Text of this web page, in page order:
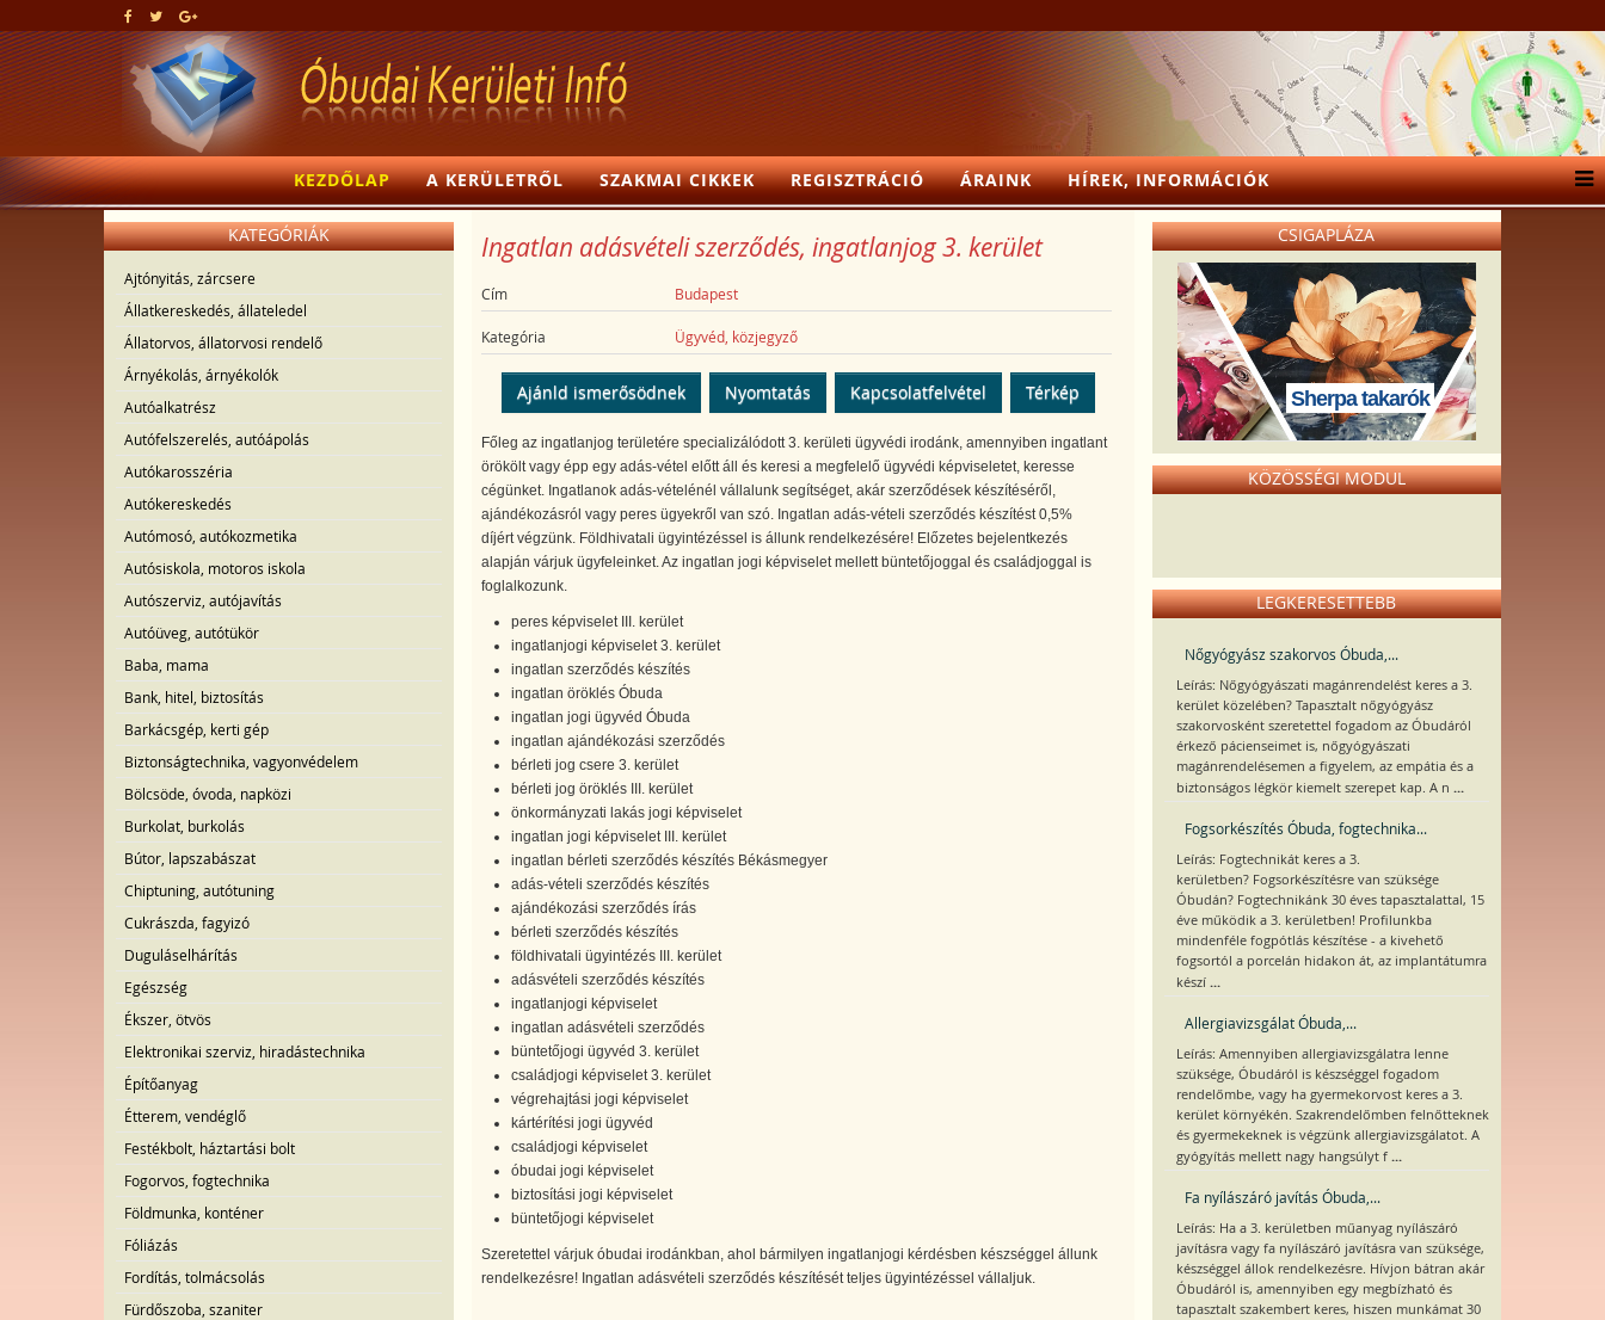
KEZDŐLAP A KERÜLETRŐL SZAKMAI CIKKEK REGISZTRÁCIÓ ÁRAINK HÍREK, INFORMÁCIÓK
KATEGÓRIÁK
Ajtónyitás, zárcsere
Állatkereskedés, állateledel
Állatorvos, állatorvosi rendelő
Árnyékolás, árnyékolók
Autóalkatrész
Autófelszerelés, autóápolás
Autókarosszéria
Autókereskedés
Autómosó, autókozmetika
Autósiskola, motoros iskola
Autószerviz, autójavítás
Autóüveg, autótükör
Baba, mama
Bank, hitel, biztosítás
Barkácsgép, kerti gép
Biztonságtechnika, vagyonvédelem
Bölcsöde, óvoda, napközi
Burkolat, burkolás
Bútor, lapszabászat
Chiptuning, autótuning
Cukrászda, fagyizó
Duguláselhárítás
Egészség
Ékszer, ötvös
Elektronikai szerviz, hiradástechnika
Építőanyag
Étterem, vendéglő
Festékbolt, háztartási bolt
Fogorvos, fogtechnika
Földmunka, konténer
Fóliázás
Fordítás, tolmácsolás
Fürdőszoba, szaniter
Ingatlan adásvételi szerződés, ingatlanjog 3. kerület
Cím Budapest
Kategória Ügyvéd, közjegyző
Ajánld ismerősödnek Nyomtatás Kapcsolatfelvétel Térkép
Főleg az ingatlanjog területére specializálódott 3. kerületi ügyvédi irodánk, amennyiben ingatlant
örökölt vagy épp egy adás-vétel előtt áll és keresi a megfelelő ügyvédi képviseletet, keresse
cégünket. Ingatlanok adás-vételénél vállalunk segítséget, akár szerződések készítéséről,
ajándékozásról vagy peres ügyekről van szó. Ingatlan adás-vételi szerződés készítést 0,5%
díjért végzünk. Földhivatali ügyintézéssel is állunk rendelkezésére! Előzetes bejelentkezés
alapján várjuk ügyfeleinket. Az ingatlan jogi képviselet mellett büntetőjoggal és családjoggal is
foglalkozunk.
peres képviselet III. kerület
ingatlanjogi képviselet 3. kerület
ingatlan szerződés készítés
ingatlan öröklés Óbuda
ingatlan jogi ügyvéd Óbuda
ingatlan ajándékozási szerződés
bérleti jog csere 3. kerület
bérleti jog öröklés III. kerület
önkormányzati lakás jogi képviselet
ingatlan jogi képviselet III. kerület
ingatlan bérleti szerződés készítés Békásmegyer
adás-vételi szerződés készítés
ajándékozási szerződés írás
bérleti szerződés készítés
földhivatali ügyintézés III. kerület
adásvételi szerződés készítés
ingatlanjogi képviselet
ingatlan adásvételi szerződés
büntetőjogi ügyvéd 3. kerület
családjogi képviselet 3. kerület
végrehajtási jogi képviselet
kártérítési jogi ügyvéd
családjogi képviselet
óbudai jogi képviselet
biztosítási jogi képviselet
büntetőjogi képviselet
Szeretettel várjuk óbudai irodánkban, ahol bármilyen ingatlanjogi kérdésben készséggel állunk
rendelkezésre! Ingatlan adásvételi szerződés készítését teljes ügyintézéssel vállaljuk.
CSIGAPLÁZA
Sherpa takarók
KÖZÖSSÉGI MODUL
LEGKERESETTEBB
Nőgyógyász szakorvos Óbuda,...
Leírás: Nőgyógyászati magánrendelést keres a 3.
kerület közelében? Tapasztalt nőgyógyász
szakorvosként szeretettel fogadom az Óbudáról
érkező pácienseimet is, nőgyógyászati
magánrendelésemen a figyelem, az empátia és a
biztonságos légkör kiemelt szerepet kap. A n ...
Fogsorkészítés Óbuda, fogtechnika...
Leírás: Fogtechnikát keres a 3.
kerületben? Fogsorkészítésre van szüksége
Óbudán? Fogtechnikánk 30 éves tapasztalattal, 15
éve működik a 3. kerületben! Profilunkba
mindenféle fogpótlás készítése - a kivehető
fogsortól a porcelán hidakon át, az implantátumra
készí ...
Allergiavizsgálat Óbuda,...
Leírás: Amennyiben allergiavizsgálatra lenne
szüksége, Óbudáról is készséggel fogadom
rendelőmbe, vagy ha gyermekorvost keres a 3.
kerület környékén. Szakrendelőmben felnőtteknek
és gyermekeknek is végzünk allergiavizsgálatot. A
gyógyítás mellett nagy hangsúlyt f ...
Fa nyílászáró javítás Óbuda,...
Leírás: Ha a 3. kerületben műanyag nyílászáró
javításra vagy fa nyílászáró javításra van szüksége,
készséggel állok rendelkezésre. Hívjon bátran akár
Óbudáról is, amennyiben egy megbízható és
tapasztalt szakembert keres, hiszen munkámat 30